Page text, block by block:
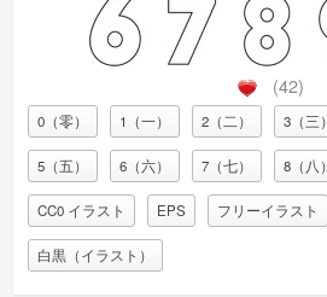
(42)
0（零） 1（一） 2（二） 3（三）
5（五） 6（六） 7（七） 8（八）
CC0 イラスト EPS フリーイラスト
白黒（イラスト）